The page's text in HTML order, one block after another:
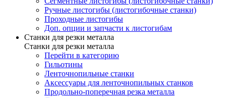
Ручные листогибы (листогибочные станки)
Проходные листогибы
Доп. опции и запчасти к листогибам
Станки для резки металла
Станки для резки металла
Перейти в категорию
Гильотины
Ленточнопильные станки
Аксессуары для ленточнопильных станков
Продольно-поперечная резка металла